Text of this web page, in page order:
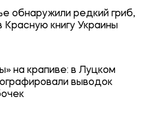
обнаружили редкий гриб,
Красную книгу Украины
на крапиве: в Луцком
выводок